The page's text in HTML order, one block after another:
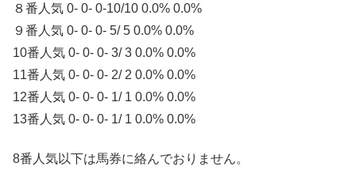
８番人気 0- 0- 0-10/10 0.0% 0.0%
９番人気 0- 0- 0- 5/ 5 0.0% 0.0%
10番人気 0- 0- 0- 3/ 3 0.0% 0.0%
11番人気 0- 0- 0- 2/ 2 0.0% 0.0%
12番人気 0- 0- 0- 1/ 1 0.0% 0.0%
13番人気 0- 0- 0- 1/ 1 0.0% 0.0%
8番人気以下は馬券に絡んでおりません。